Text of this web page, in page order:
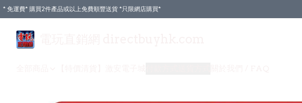
* 免運費* 購買2件產品或以上免費順豐送貨 *只限網店購買*